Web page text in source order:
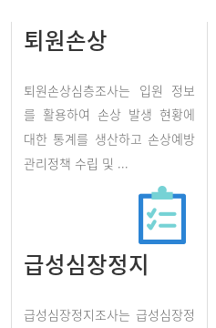
퇴원손상
퇴원손상심층조사는 입원 정보
를 활용하여 손상 발생 현황에
대한 통계를 생산하고 손상예방
관리정책 수립 및 ...
급성심장정지
급성심장정지조사는 급성심장정